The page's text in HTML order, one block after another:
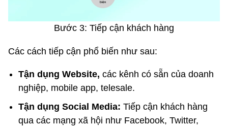
Bước 3: Tiếp cận khách hàng
Các cách tiếp cận phổ biến như sau:
Tận dụng Website, các kênh có sẵn của doanh
nghiệp, mobile app, telesale.
Tận dụng Social Media: Tiếp cận khách hàng
qua các mạng xã hội như Facebook, Twitter,